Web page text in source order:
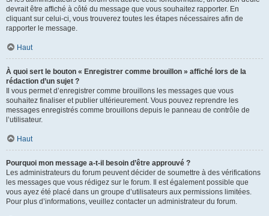
devrait être affiché à côté du message que vous souhaitez rapporter. En
cliquant sur celui-ci, vous trouverez toutes les étapes nécessaires afin de
rapporter le message.
Haut
À quoi sert le bouton « Enregistrer comme brouillon » affiché lors de la
rédaction d’un sujet ?
Il vous permet d’enregistrer comme brouillons les messages que vous
souhaitez finaliser et publier ultérieurement. Vous pouvez reprendre les
messages enregistrés comme brouillons depuis le panneau de contrôle de
l’utilisateur.
Haut
Pourquoi mon message a-t-il besoin d’être approuvé ?
Les administrateurs du forum peuvent décider de soumettre à des vérifications
les messages que vous rédigez sur le forum. Il est également possible que
vous ayez été placé dans un groupe d’utilisateurs aux permissions limitées.
Pour plus d’informations, veuillez contacter un administrateur du forum.